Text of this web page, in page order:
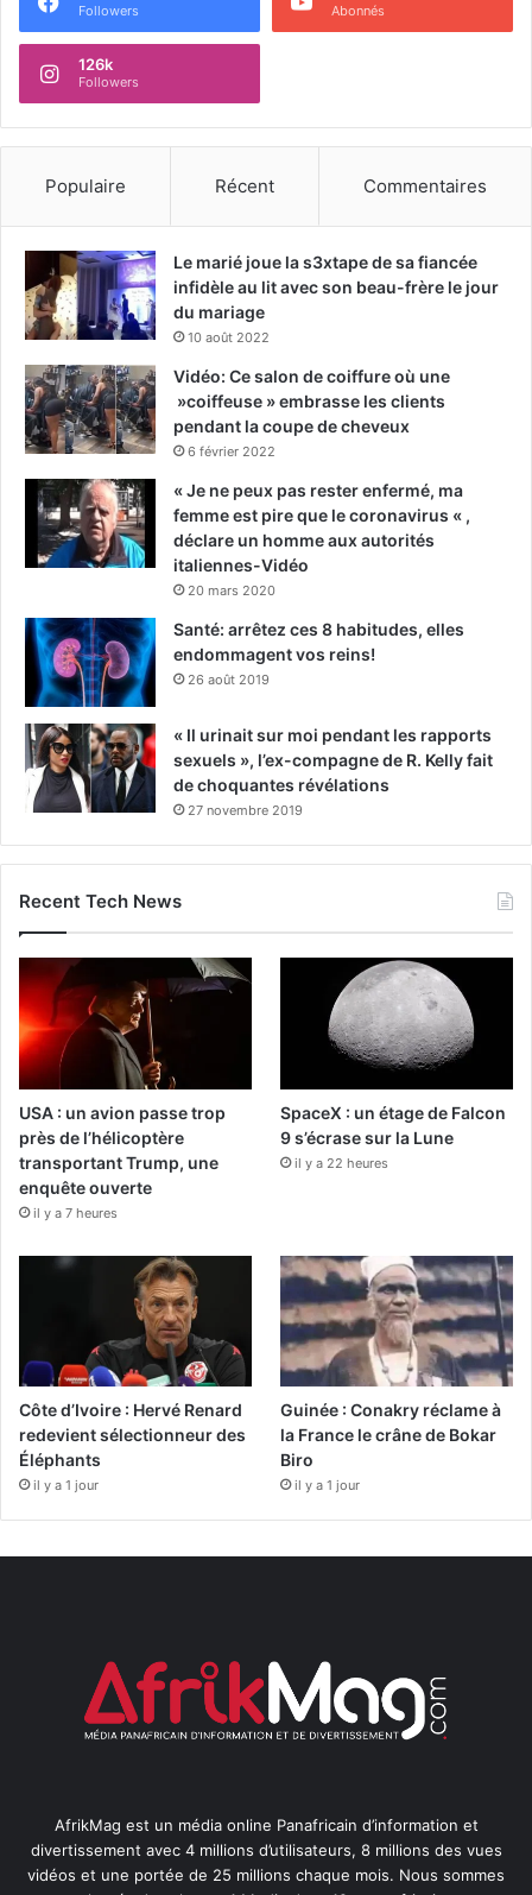
Followers Abonnés
126k
Followers
Populaire Récent Commentaires
Le marié joue la s3xtape de sa fiancée
infidèle au lit avec son beau-frère le jour
du mariage
10 août 2022
Vidéo: Ce salon de coiffure où une
»coiffeuse » embrasse les clients
pendant la coupe de cheveux
6 février 2022
« Je ne peux pas rester enfermé, ma
femme est pire que le coronavirus « ,
déclare un homme aux autorités
italiennes-Vidéo
20 mars 2020
Santé: arrêtez ces 8 habitudes, elles
endommagent vos reins!
26 août 2019
« Il urinait sur moi pendant les rapports
sexuels », l’ex-compagne de R. Kelly fait
de choquantes révélations
27 novembre 2019
Recent Tech News
USA : un avion passe trop
près de l’hélicoptère
transportant Trump, une
enquête ouverte
il y a 7 heures
SpaceX : un étage de Falcon
9 s’écrase sur la Lune
il y a 22 heures
Côte d’Ivoire : Hervé Renard
redevient sélectionneur des
Éléphants
il y a 1 jour
Guinée : Conakry réclame à
la France le crâne de Bokar
Biro
il y a 1 jour
AfrikMag est un média online Panafricain d’information et
divertissement avec 4 millions d’utilisateurs, 8 millions des vues
vidéos et une portée de 25 millions chaque mois. Nous sommes